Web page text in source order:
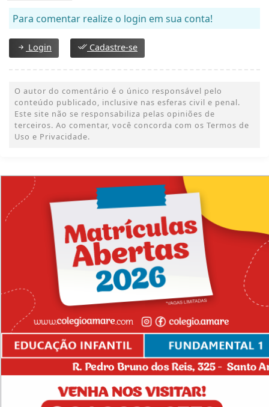
Para comentar realize o login em sua conta!
Login Cadastre-se
O autor do comentário é o único responsável pelo
conteúdo publicado, inclusive nas esferas civil e penal.
Este site não se responsabiliza pelas opiniões de
terceiros. Ao comentar, você concorda com os Termos de
Uso e Privacidade.